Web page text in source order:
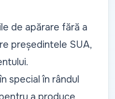
de apărare fără a
președintele SUA,
special în rândul